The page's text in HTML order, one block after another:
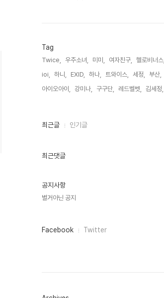
Tag
Twice, 우주소녀, 미미, 여자친구, 헬로비너스,
ioi,
하니, EXID, 하나, 트와이스, 세정, 부산,
아이오아이,
강미나, 구구단, 레드벨벳, 김세정,
최
인
최근글 인기글
최근댓글
공지사항
별거아닌 공지
페
Facebook Twitter